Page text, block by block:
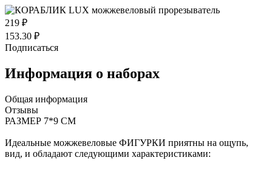
219 ₽
153.30 ₽
Подписаться
Информация о наборах
Общая информация
Отзывы
РАЗМЕР 7*9 СМ
Идеальные можжевеловые ФИГУРКИ приятны на ощупь,
вид, и обладают следующими характеристиками: